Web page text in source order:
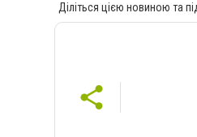
Діліться цією новиною та